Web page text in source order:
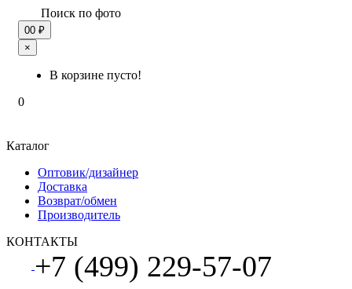
Поиск по фото
00 ₽
×
В корзине пусто!
0
Каталог
Оптовик/дизайнер
Доставка
Возврат/обмен
Производитель
КОНТАКТЫ
+7 (499) 229-57-07